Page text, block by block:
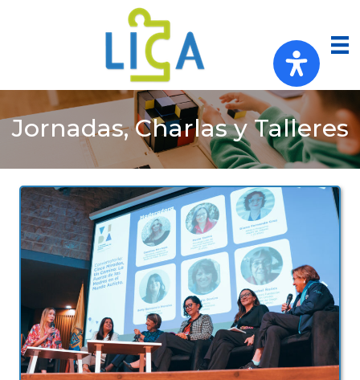
Jornadas, Charlas y Talleres